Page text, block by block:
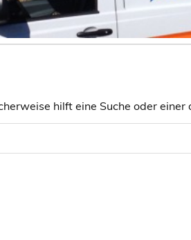
hilft eine Suche oder einer